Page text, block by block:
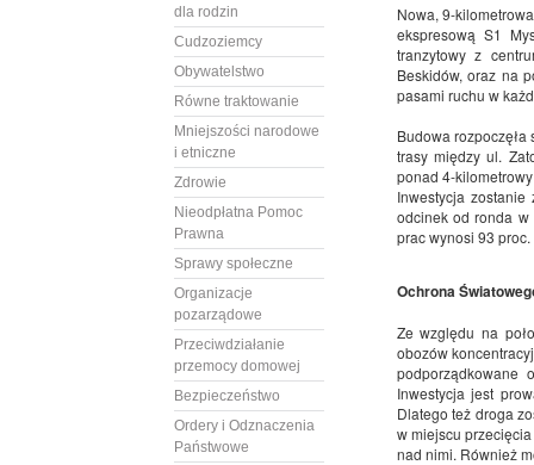
dla rodzin
Cudzoziemcy
Obywatelstwo
Równe traktowanie
Mniejszości narodowe
i etniczne
Zdrowie
Nieodpłatna Pomoc
Prawna
Sprawy społeczne
Organizacje
pozarządowe
Przeciwdziałanie
przemocy domowej
Bezpieczeństwo
Ordery i Odznaczenia
Państwowe
Nowa, 9-
ekspresową S1
tranzytowy z
Beskidów, oraz na
pasami ruchu w
Budowa
trasy między ul.
ponad 4-
Inwestycja
odcinek od ronda w
prac wynosi 93 proc.
Ochrona
Ze względu na
obozów
podporządkowane
Inwestycja jest
Dlatego też droga
w miejscu
nad nimi. Również